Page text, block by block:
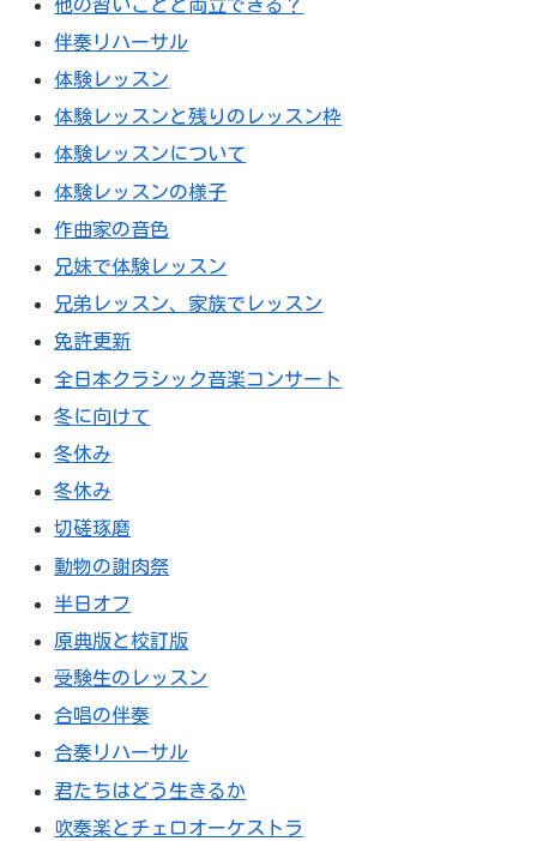
他の習いごとと両立できる？
伴奏リハーサル
体験レッスン
体験レッスンと残りのレッスン枠
体験レッスンについて
体験レッスンの様子
作曲家の音色
兄妹で体験レッスン
兄弟レッスン、家族でレッスン
免許更新
全日本クラシック音楽コンサート
冬に向けて
冬休み
冬休み
切磋琢磨
動物の謝肉祭
半日オフ
原典版と校訂版
受験生のレッスン
合唱の伴奏
合奏リハーサル
君たちはどう生きるか
吹奏楽とチェロオーケストラ